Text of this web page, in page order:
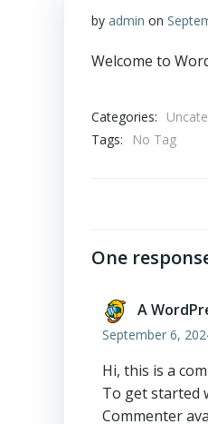
by admin on
Welcome to
Categories:
Tags:
No Tag
One
A
September 6,
Hi, this is a
To get started
Commenter